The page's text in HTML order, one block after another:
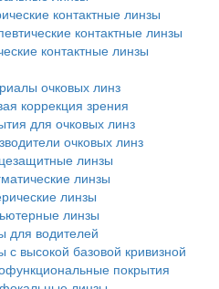
контактные линзы
контактные линзы
контактные линзы
очковых линз
коррекция зрения
для очковых линз
очковых линз
линзы
линзы
линзы
линзы
для водителей
с высокой базовой кривизной
покрытия